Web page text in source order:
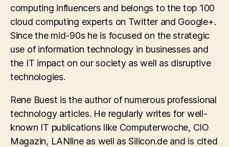
computing influencers and belongs to the top 100
cloud computing experts on Twitter and Google+.
Since the mid-90s he is focused on the strategic
use of information technology in businesses and
the IT impact on our society as well as disruptive
technologies.
Rene Buest is the author of numerous professional
technology articles. He regularly writes for well-
known IT publications like Computerwoche, CIO
Magazin, LANline as well as Silicon.de and is cited